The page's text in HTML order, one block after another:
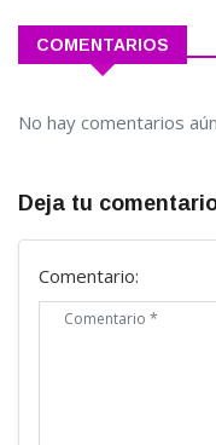
COMENTARIOS
No hay comentarios
Deja tu
Comentario: